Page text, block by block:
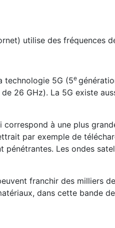
utilise des fréquences
technologie 5G (5e
26 GHz). La 5G existe
à une plus
par exemple de
pénétrantes. Les ondes
franchir des milliers
dans cette bande